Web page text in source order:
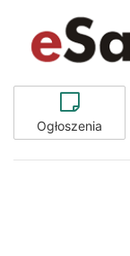
Ogłoszenia